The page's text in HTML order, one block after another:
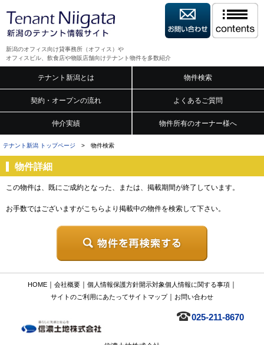
新潟のオフィス向け貸事務所（オフィス）や
オフィスビル、飲食店や物販店舗向けテナント物件を多数紹介
テナント新潟とは 物件検索
契約・オープンの流れ よくあるご質問
仲介実績 物件所有のオーナー様へ
テナント新潟 トップページ > 物件検索
物件詳細
この物件は、既にご成約となった、または、掲載期間が終了しています。
お手数ではございますがこちらより掲載中の物件を検索して下さい。
HOME｜ 会社概要｜ 個人情報保護方針開示対象個人情報に関する事項｜
サイトのご利用にあたってサイトマップ｜ お問い合わせ
025-211-8670